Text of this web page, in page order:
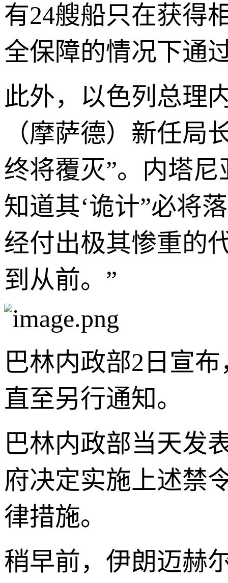
有24艘船只在获得
全保障的情况下通
此外，以色列总理
（摩萨德）新任局
终将覆灭”。内塔尼
知道其‘诡计”必将
经付出极其惨重的
到从前。”
巴林内政部2日宣
直至另行通知。
巴林内政部当天发
府决定实施上述禁
律措施。
稍早前，伊朗迈赫